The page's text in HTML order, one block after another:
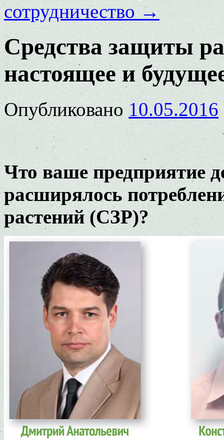
сотрудничество→
Средства защиты
настоящее и
Опубликовано 10.05.2016
Что ваше предприятие
расширялось
растений (СЗР)?